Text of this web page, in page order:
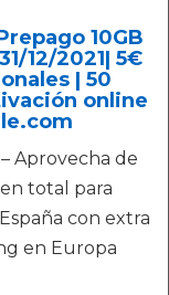
10GB
12/2021| 5€
| 50
online
– Aprovecha de
en total para
con extra
en Europa